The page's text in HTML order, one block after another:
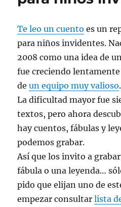
Te leo un cuento es un
para niños invidentes.
2008 como una idea de
fue creciendo
deun equipo muy valioso.
La dificultad mayor fue
textos, pero ahora
hay cuentos, fábulas y
podemos grabar.
Así que los invito a
fábula o una leyenda…
pido que elijan uno de
empezar consultarlista